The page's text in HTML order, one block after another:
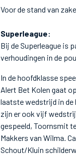
Voor de stand van
Superleague:
Bij de Superleague is
verhoudingen in de
In de hoofdklasse
Alert Bet Kolen gaat
laatste wedstrijd in de
zijn er ook vijf
gespeeld, Toornsmit
Makkers van Wilma.
Schout/Kluin